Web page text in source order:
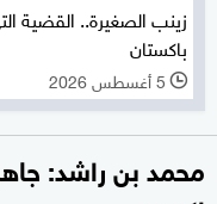
زينب الصغيرة.. القضية
باكستان
l 5 أغسطس 2026
محمد بن راشد: